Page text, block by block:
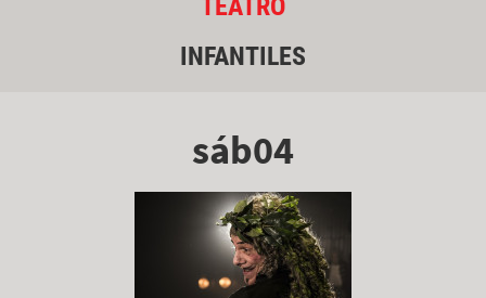
TEATRO
INFANTILES
sáb04